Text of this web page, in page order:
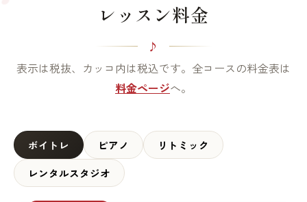
レッスン料金
表示は税抜、カッコ内は税込です。全コースの料金表は
料金ページへ。
ボイトレ ピアノ
リトミック
レンタルスタジオ